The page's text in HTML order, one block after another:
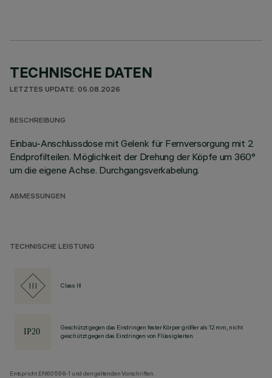
TECHNISCHE DATEN
LETZTES UPDATE: 05.08.2026
BESCHREIBUNG
Einbau-Anschlussdose mit Gelenk für Fernversorgung mit 2
Endprofilteilen. Möglichkeit der Drehung der Köpfe um 360°
um die eigene Achse. Durchgangsverkabelung.
ABMESSUNGEN
TECHNISCHE LEISTUNG
Class III
Geschützt gegen das Eindringen fester Körper größer als 12 mm, nicht
geschützt gegen das Eindringen von Flüssigkeiten.
Entspricht EN60598-1 und den geltenden Vorschriften.